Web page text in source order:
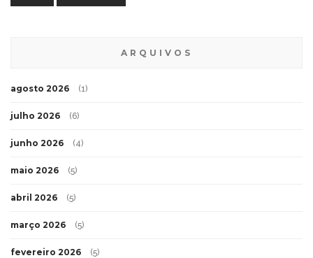
ARQUIVOS
agosto 2026 (1)
julho 2026 (6)
junho 2026 (4)
maio 2026 (5)
abril 2026 (5)
março 2026 (5)
fevereiro 2026 (5)